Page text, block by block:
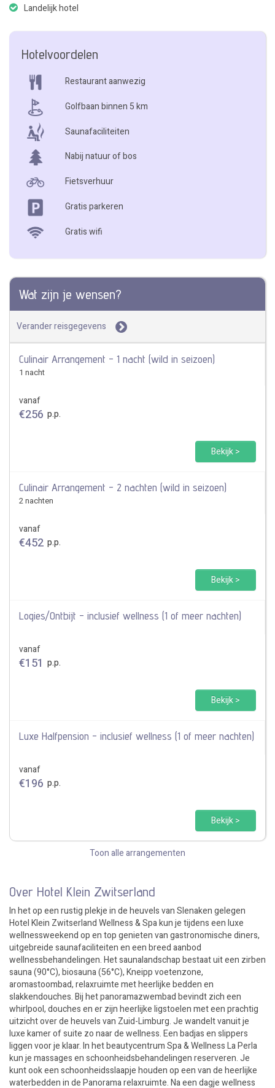
Landelijk hotel
Hotelvoordelen
Restaurant aanwezig
Golfbaan binnen 5 km
Saunafaciliteiten
Nabij natuur of bos
Fietsverhuur
Gratis parkeren
Gratis wifi
Wat zijn je wensen?
Verander reisgegevens
Culinair Arrangement - 1 nacht (wild in seizoen)
1 nacht
vanaf
€256 p.p.
Bekijk >
Culinair Arrangement - 2 nachten (wild in seizoen)
2 nachten
vanaf
€452 p.p.
Bekijk >
Logies/Ontbijt - inclusief wellness (1 of meer nachten)
vanaf
€151 p.p.
Bekijk >
Luxe Halfpension - inclusief wellness (1 of meer nachten)
vanaf
€196 p.p.
Bekijk >
Toon alle arrangementen
Over Hotel Klein Zwitserland
In het op een rustig plekje in de heuvels van Slenaken gelegen
Hotel Klein Zwitserland Wellness & Spa kun je tijdens een luxe
wellnessweekend op en top genieten van gastronomische diners,
uitgebreide saunafaciliteiten en een breed aanbod
wellnessbehandelingen. Het saunalandschap bestaat uit een zirben
sauna (90°C), biosauna (56°C), Kneipp voetenzone,
aromastoombad, relaxruimte met heerlijke bedden en
slakkendouches. Bij het panoramazwembad bevindt zich een
whirlpool, douches en er zijn heerlijke ligstoelen met een prachtig
uitzicht over de heuvels van Zuid-Limburg. Je wandelt vanuit je
luxe kamer of suite zo naar de wellness. Een badjas en slippers
liggen voor je klaar. In het beautycentrum Spa & Wellness La Perla
kun je massages en schoonheidsbehandelingen reserveren. Je
kunt ook een schoonheidsslaapje houden op een van de heerlijke
waterbedden in de Panorama relaxruimte. Na een dagje wellness